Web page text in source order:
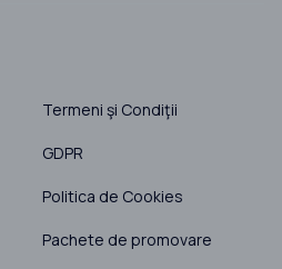
Termeni şi Condiţii
GDPR
Politica de Cookies
Pachete de promovare